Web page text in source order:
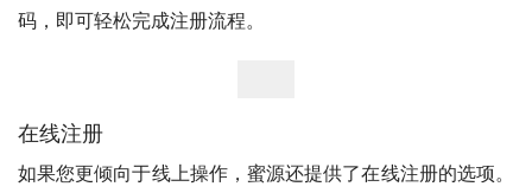
码，即可轻松完成注册流程。
在线注册
如果您更倾向于线上操作，蜜源还提供了在线注册的选项。